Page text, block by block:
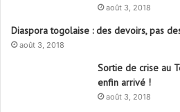
août 3, 2018
Diaspora togolaise : des devoirs, pas
août 3, 2018
Sortie de crise au
enfin arrivé !
août 3, 2018